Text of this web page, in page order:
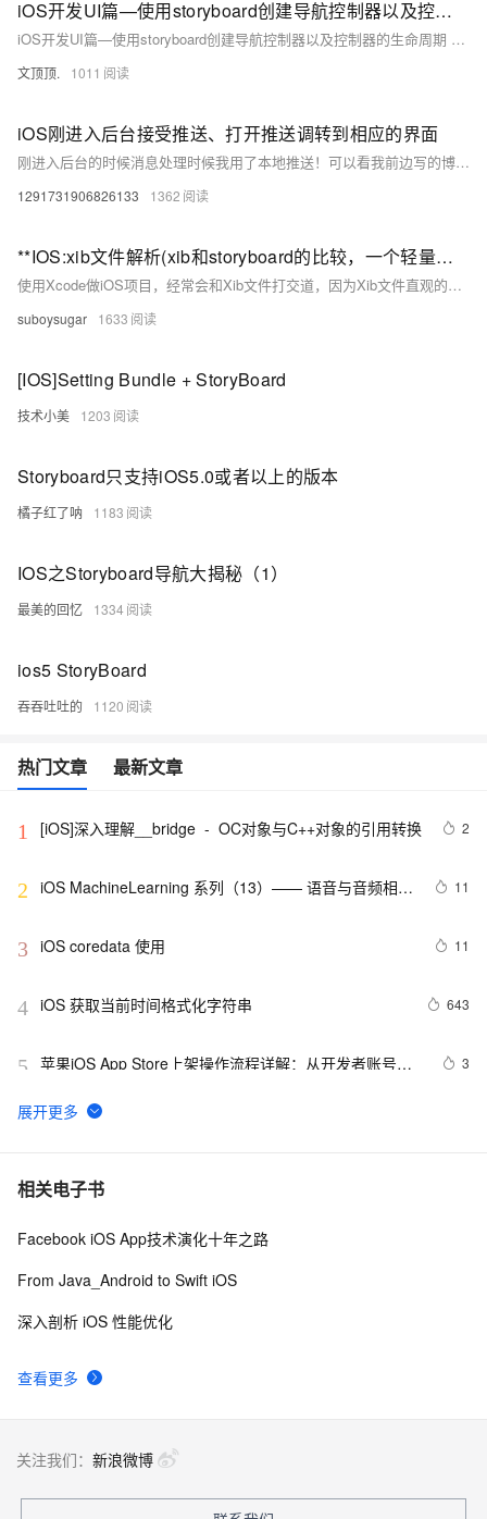
iOS开发UI篇—使用storyboard创建导航控制器以及控制器的生命周期
iOS开发UI篇—使用storyboard创建导航控制器以及控制器的生命周期 一、基本过程 新建一个项目，系统默认的主控制器继承自UIViewController，把主控制器两个文件删掉。 在storyboard中，默认的控制器是View Controller，而我们需要的是导航控制器，那么就把系统的给删掉，拖一个导航控制器进来，导航控制器中默认的第一个子控制器是一个tableview controller，这里不需要，把它删掉，重新拖三个View Controller到界面上进行连线，简单的设置就可以了。
文顶顶. 1011
iOS刚进入后台接受推送、打开推送调转到相应的界面
刚进入后台的时候消息处理时候我用了本地推送！可以看我前边写的博客，怎么处理刚进入后台接收推送的案例，链接 /** 注释：打开推送的三种方式：-peter 1、apns的时候，结束进程退出后台：启动的时候可在 didFinishLaunchingWithOptions的launchOptions中...
1291731906826133 1362
**IOS:xib文件解析(xib和storyboard的比较，一个轻量级一个重量级)
使用Xcode做iOS项目，经常会和Xib文件打交道，因为Xib文件直观的展现出运行时视图的外观，所以上手非常容易，使用也很方便，但对于从未用纯代码写过视图的童鞋，多数对Xib的理解有些片面。 Xib文件是什么？ A nib file describes the visual elements ...
suboysugar 1633
[IOS]Setting Bundle + StoryBoard
技术小美 1203
Storyboard只支持iOS5.0或者以上的版本
橘子红了呐 1183
IOS之Storyboard导航大揭秘（1）
最美的回忆 1334
ios5 StoryBoard
吞吞吐吐的 1120
热门文章 最新文章
1 [iOS]深入理解__bridge  -  OC对象与C++对象的引用转换 2
2 iOS MachineLearning 系列（13）—— 语音与音频相关
11
3 iOS coredata 使用 11
4 iOS 获取当前时间格式化字符串 643
5 苹果iOS App Store上架操作流程详解：从开发者账号到
3
6 iOS开发之ExternalAccessory框架的应用
7 (NO.00001)iOS游戏SpeedBoy Lite成形记(五)
8 iOS开发UI篇—Kvc简单介绍
相关电子书
查看更多
Facebook iOS App技术演化十年之路
From Java_Android to Swift iOS
深入剖析 iOS 性能优化
关注我们： 新浪微博